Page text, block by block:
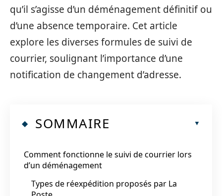
qu’il s’agisse d’un déménagement définitif ou
d’une absence temporaire. Cet article
explore les diverses formules de suivi de
courrier, soulignant l’importance d’une
notification de changement d’adresse.
SOMMAIRE
Comment fonctionne le suivi de courrier lors
d’un déménagement
Types de réexpédition proposés par La